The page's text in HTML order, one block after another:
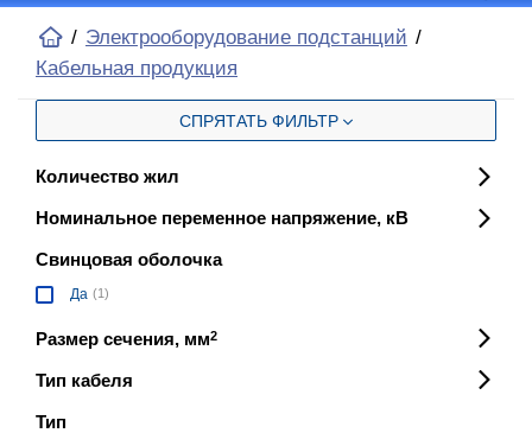
Электрооборудование подстанций
Кабельная продукция
СПРЯТАТЬ ФИЛЬТР
Количество жил
Номинальное переменное напряжение, кВ
Свинцовая оболочка
Да (1)
Размер сечения, мм2
Тип кабеля
Тип